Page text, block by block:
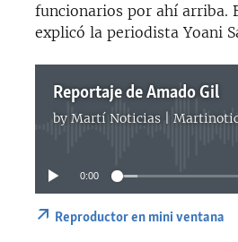
funcionarios por ahí arriba.
explicó la periodista Yoani
Reportaje de Amado Gil
byMartí Noticias |
0:00
Reproductor en mini ventana